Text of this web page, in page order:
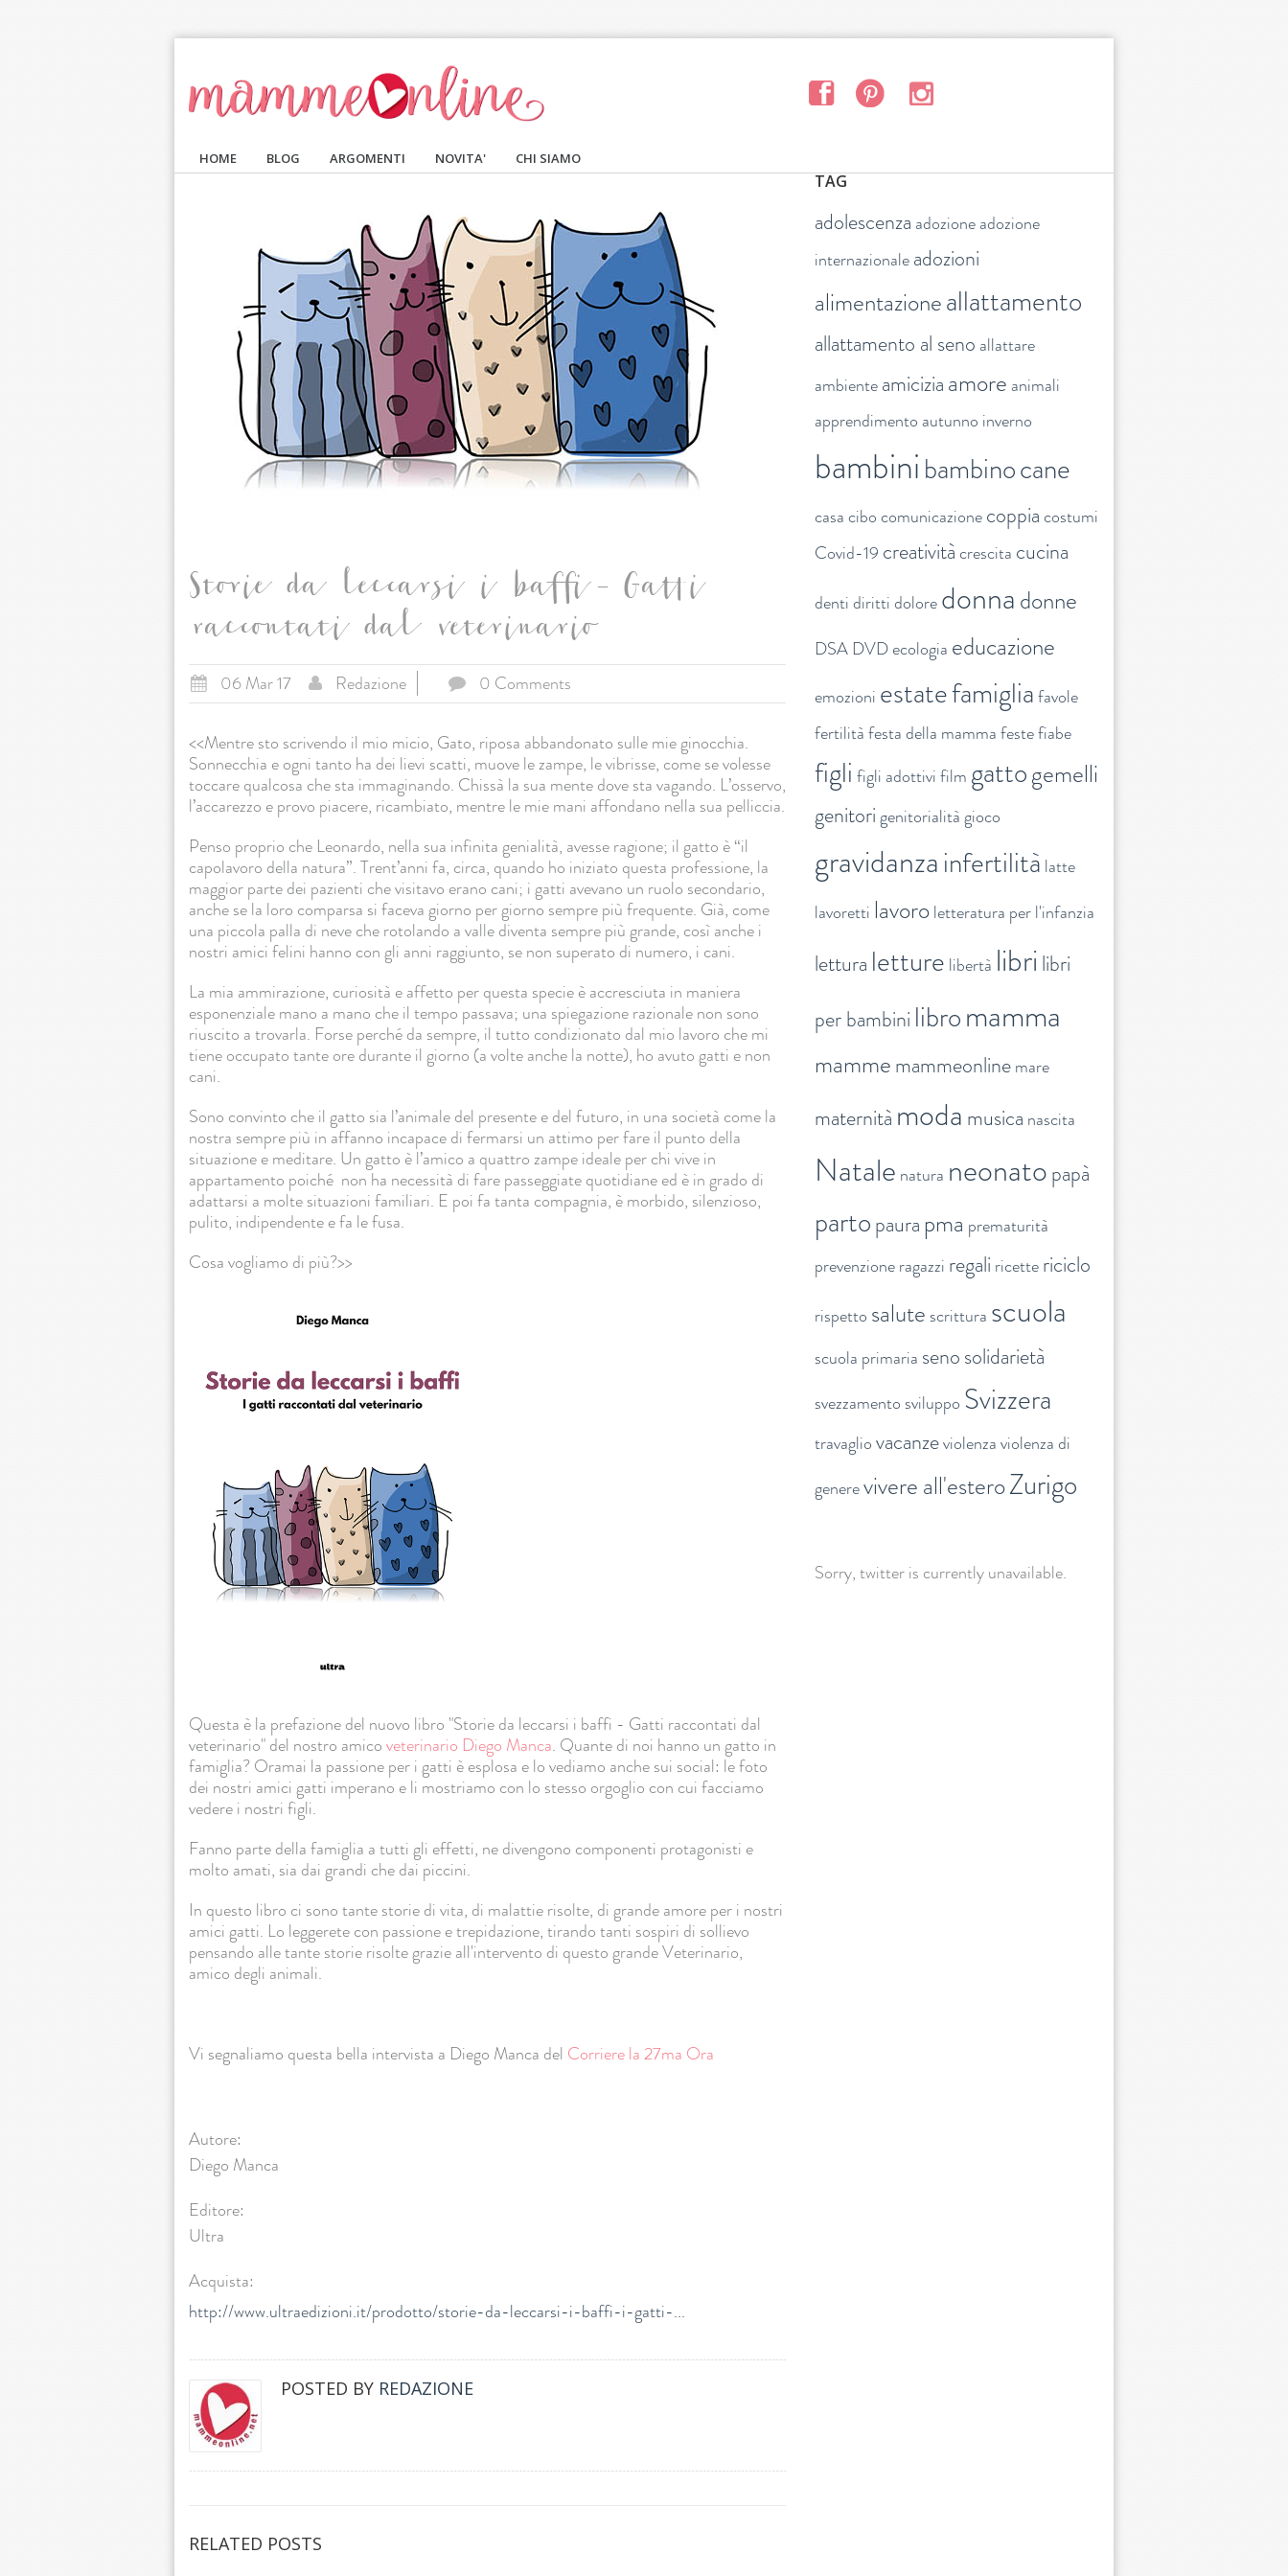
HOME BLOG ARGOMENTI NOVITA' CHI SIAMO
Storie da leccarsi i baffi - Gatti
raccontati dal veterinario
06 Mar 17 Redazione 0 Comments
<<Mentre sto scrivendo il mio micio, Gato, riposa abbandonato sulle mie ginocchia.
Sonnecchia e ogni tanto ha dei lievi scatti, muove le zampe, le vibrisse, come se volesse
toccare qualcosa che sta immaginando. Chissà la sua mente dove sta vagando. L’osservo,
l’accarezzo e provo piacere, ricambiato, mentre le mie mani affondano nella sua pelliccia.
Penso proprio che Leonardo, nella sua infinita genialità, avesse ragione; il gatto è “il
capolavoro della natura”. Trent’anni fa, circa, quando ho iniziato questa professione, la
maggior parte dei pazienti che visitavo erano cani; i gatti avevano un ruolo secondario,
anche se la loro comparsa si faceva giorno per giorno sempre più frequente. Già, come
una piccola palla di neve che rotolando a valle diventa sempre più grande, così anche i
nostri amici felini hanno con gli anni raggiunto, se non superato di numero, i cani.
La mia ammirazione, curiosità e affetto per questa specie è accresciuta in maniera
esponenziale mano a mano che il tempo passava; una spiegazione razionale non sono
riuscito a trovarla. Forse perché da sempre, il tutto condizionato dal mio lavoro che mi
tiene occupato tante ore durante il giorno (a volte anche la notte), ho avuto gatti e non
cani.
Sono convinto che il gatto sia l’animale del presente e del futuro, in una società come la
nostra sempre più in affanno incapace di fermarsi un attimo per fare il punto della
situazione e meditare. Un gatto è l’amico a quattro zampe ideale per chi vive in
appartamento poiché non ha necessità di fare passeggiate quotidiane ed è in grado di
adattarsi a molte situazioni familiari. E poi fa tanta compagnia, è morbido, silenzioso,
pulito, indipendente e fa le fusa.
Cosa vogliamo di più?>>
Questa è la prefazione del nuovo libro "Storie da leccarsi i baffi - Gatti raccontati dal
veterinario" del nostro amicoveterinario Diego Manca. Quante di noi hanno un gatto in
famiglia? Oramai la passione per i gatti è esplosa e lo vediamo anche sui social: le foto
dei nostri amici gatti imperano e li mostriamo con lo stesso orgoglio con cui facciamo
vedere i nostri figli.
Fanno parte della famiglia a tutti gli effetti, ne divengono componenti protagonisti e
molto amati, sia dai grandi che dai piccini.
In questo libro ci sono tante storie di vita, di malattie risolte, di grande amore per i nostri
amici gatti. Lo leggerete con passione e trepidazione, tirando tanti sospiri di sollievo
pensando alle tante storie risolte grazie all'intervento di questo grande Veterinario,
amico degli animali.
Vi segnaliamo questa bella intervista a Diego Manca del Corriere la 27ma Ora
Autore:
Diego Manca
Editore:
Ultra
Acquista:
http://www.ultraedizioni.it/prodotto/storie-da-leccarsi-i-baffi-i-gatti-...
POSTED BY REDAZIONE
RELATED POSTS
TAG
adolescenza adozioneadozione
internazionaleadozioni
alimentazioneallattamento
allattamento al seno allattare
ambienteamiciziaamore animali
apprendimento autunno inverno
bambinibambinocane
casa cibo comunicazionecoppia costumi
Covid-19 creatività crescita cucina
denti diritti doloredonnadonne
DSA DVDecologia educazione
emozioni estatefamiglia favole
fertilità festa della mamma festefiabe
figli figli adottivi film gattogemelli
genitori genitorialità gioco
gravidanzainfertilità latte
lavoretti lavoroletteratura per l'infanzia
lettura letture libertà libri libri
per bambini libromamma
mammemammeonlinemare
maternità moda musica nascita
Natale natura neonatopapà
partopaura pma prematurità
prevenzioneragazzi regali ricettericiclo
rispetto salute scrittura scuola
scuola primaria senosolidarietà
svezzamento sviluppo Svizzera
travaglio vacanzeviolenza violenza di
generevivere all'esteroZurigo
Sorry, twitter is currently unavailable.